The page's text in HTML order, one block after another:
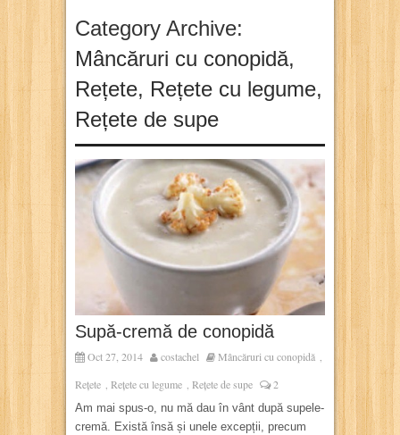
Category Archive:
Mâncăruri cu conopidă,
Rețete, Rețete cu legume,
Rețete de supe
Supă-cremă de conopidă
Oct 27, 2014 costachel Mâncăruri cu conopidă ,
Rețete , Rețete cu legume , Rețete de supe 2
Am mai spus-o, nu mă dau în vânt după supele-
cremă. Există însă și unele excepții, precum